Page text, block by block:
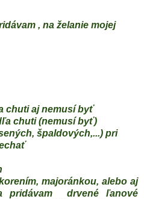
, na želanie mojej
chuti aj nemusí byť
chuti (nemusí byť)
špaldových,...) pri
majoránkou, alebo aj
pridávam
drvené ľanové